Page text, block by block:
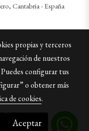
Cantabria - España
propias y terceros
de nuestros
configurar tus
o obtener más
de cookies.
Aceptar